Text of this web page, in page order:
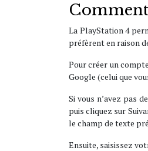
La PlayStation 4
préfèrent en raison
Pour créer un
Google (celui que
Si vous n’avez pas
puis cliquez sur
le champ de texte
Ensuite, saisissez